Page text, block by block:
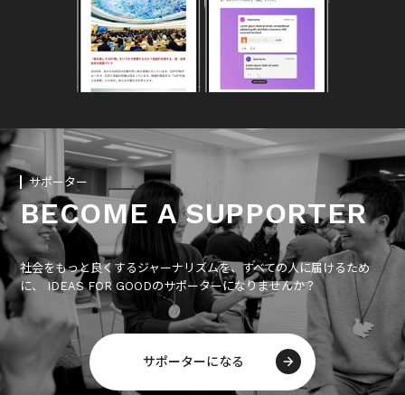
サポーター
BECOME A SUPPORTER
社会をもっと良くするジャーナリズムを、すべての人に届けるため
に、 IDEAS FOR GOODのサポーターになりませんか？
サポーターになる